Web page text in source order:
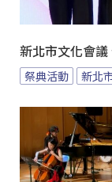
新北市文化會
祭典活動 新北